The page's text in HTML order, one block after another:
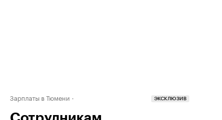
Зарплаты в Тюмени ЭКСКЛЮЗИВ